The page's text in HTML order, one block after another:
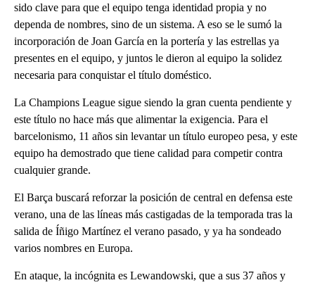
sido clave para que el equipo tenga identidad propia y no
dependa de nombres, sino de un sistema. A eso se le sumó la
incorporación de Joan García en la portería y las estrellas ya
presentes en el equipo, y juntos le dieron al equipo la solidez
necesaria para conquistar el título doméstico.
La Champions League sigue siendo la gran cuenta pendiente y
este título no hace más que alimentar la exigencia. Para el
barcelonismo, 11 años sin levantar un título europeo pesa, y este
equipo ha demostrado que tiene calidad para competir contra
cualquier grande.
El Barça buscará reforzar la posición de central en defensa este
verano, una de las líneas más castigadas de la temporada tras la
salida de Íñigo Martínez el verano pasado, y ya ha sondeado
varios nombres en Europa.
En ataque, la incógnita es Lewandowski, que a sus 37 años y